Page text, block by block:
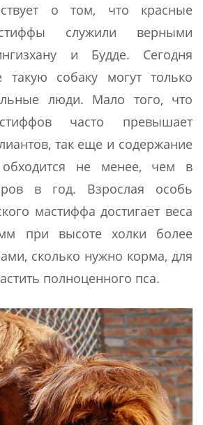
о том, что красные
служили верными
и Будде. Сегодня
такую собаку могут только
люди. Мало того, что
часто превышает
так еще и содержание
обходится не менее, чем в
в год. Взрослая особь
мастиффа достигает веса
при высоте холки более
сколько нужно корма, для
полноценного пса.